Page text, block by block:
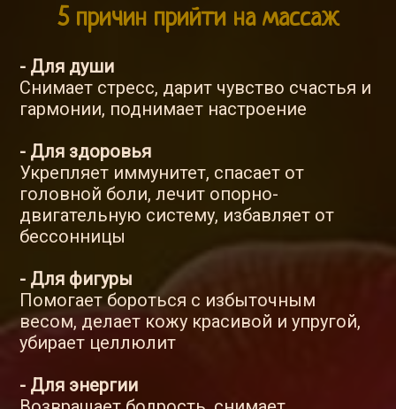
5 причин прийти на массаж
- Для души
Снимает стресс, дарит чувство счастья и
гармонии, поднимает настроение
- Для здоровья
Укрепляет иммунитет, спасает от
головной боли, лечит опорно-
двигательную систему, избавляет от
бессонницы
- Для фигуры
Помогает бороться с избыточным
весом, делает кожу красивой и упругой,
убирает целлюлит
- Для энергии